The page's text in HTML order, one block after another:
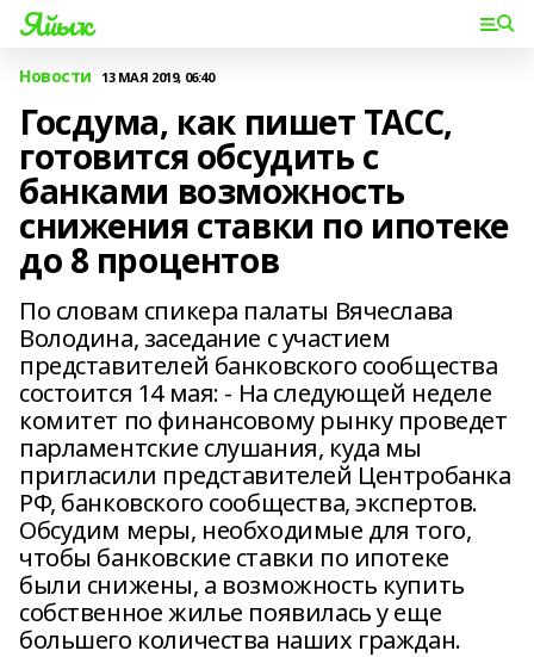
Яйыҡ
Новости 13 МАЯ 2019, 06:40
Госдума, как пишет ТАСС,
готовится обсудить с
банками возможность
снижения ставки по ипотеке
до 8 процентов
По словам спикера палаты Вячеслава
Володина, заседание с участием
представителей банковского сообщества
состоится 14 мая: - На следующей неделе
комитет по финансовому рынку проведет
парламентские слушания, куда мы
пригласили представителей Центробанка
РФ, банковского сообщества, экспертов.
Обсудим меры, необходимые для того,
чтобы банковские ставки по ипотеке
были снижены, а возможность купить
собственное жилье появилась у еще
большего количества наших граждан.